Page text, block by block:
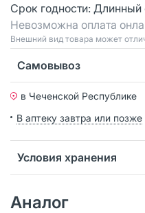
Срок годности: Длинный
Невозможна оплата
Bнешний вид товара может
Самовывоз
в Чеченской Республике
В аптеку завтра или позже
Условия хранения
Аналог